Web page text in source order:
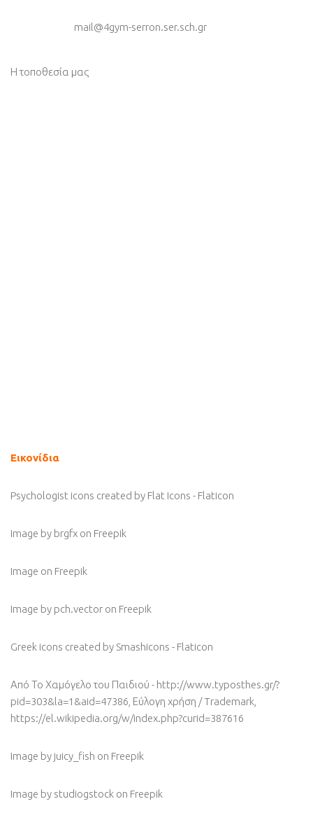
mail@4gym-serron.ser.sch.gr
Η τοποθεσία μας
Εικονίδια
Psychologist icons created by Flat Icons - Flaticon
Image by brgfx on Freepik
Image on Freepik
Image by pch.vector on Freepik
Greek icons created by Smashicons - Flaticon
Από Το Χαμόγελο του Παιδιού - http://www.typosthes.gr/?
pid=303&la=1&aid=47386, Εύλογη χρήση / Trademark,
https://el.wikipedia.org/w/index.php?curid=387616
Image by juicy_fish on Freepik
Image by studiogstock on Freepik